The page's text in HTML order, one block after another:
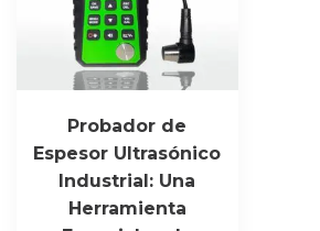
Probador de
Espesor Ultrasónico
Industrial: Una
Herramienta